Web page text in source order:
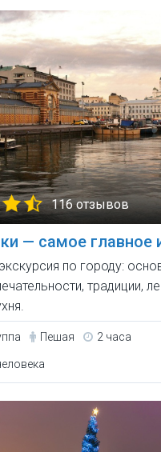
116 отзывов
— самое главное
по городу:
традиции,
Пешая 2 часа